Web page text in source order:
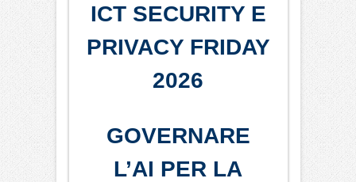
ICT SECURITY E
PRIVACY FRIDAY
2026
GOVERNARE
L’AI PER LA